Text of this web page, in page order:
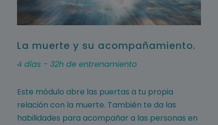
La muerte y su acompañamiento.
4 días - 32h de entrenamiento
Este módulo abre las puertas a tu propia
relación con la muerte. También te da las
habilidades para acompañar a las personas en